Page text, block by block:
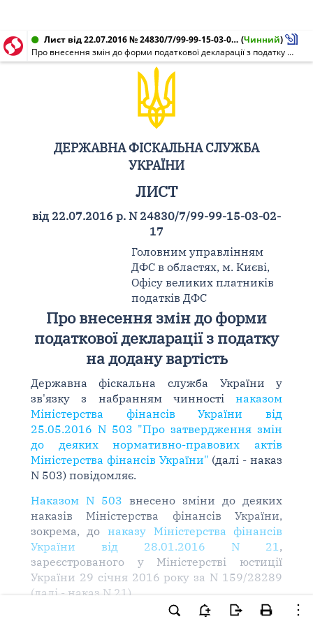
Лист від 22.07.2016 № 24830/7/99-99-15-03-02-17 (Чинний)
Про внесення змін до форми податкової декларації з податку на додану вартість
ДЕРЖАВНА ФІСКАЛЬНА СЛУЖБА
УКРАЇНИ
ЛИСТ
від 22.07.2016 р. N 24830/7/99-99-15-03-02-
17
Головним управлінням
ДФС в областях, м. Києві,
Офісу великих платників
податків ДФС
Про внесення змін до форми
податкової декларації з податку
на додану вартість
Державна фіскальна служба України у
зв'язку з набранням чинностінаказом
Міністерства фінансів України від
25.05.2016 N 503 "Про затвердження змін
до деяких нормативно-правових актів
Міністерства фінансів України" (далі - наказ
N 503) повідомляє.
Наказом N 503 внесено зміни до деяких
наказів Міністерства фінансів України,
зокрема, до наказу Міністерства фінансів
України від 28.01.2016 N 21,
зареєстрованого у Міністерстві юстиції
України 29 січня 2016 року за N 159/28289
(далі - наказ N 21).
пункті 4 наказу N 503